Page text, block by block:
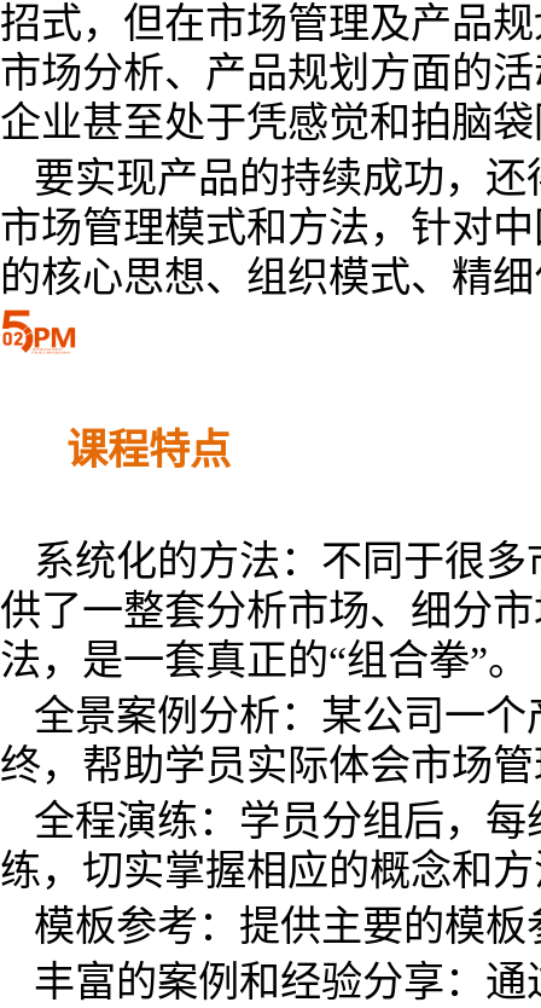
招式，但在市场管理及产品
市场分析、产品规划方面的
企业甚至处于凭感觉和拍脑
要实现产品的持续成功，
市场管理模式和方法，针对
的核心思想、组织模式、精
课程特点
系统化的方法：不同于很
供了一整套分析市场、细分
法，是一套真正的“组合拳”。
全景案例分析：某公司一
终，帮助学员实际体会市场
全程演练：学员分组后，
练，切实掌握相应的概念和
模板参考：提供主要的模
丰富的案例和经验分享：